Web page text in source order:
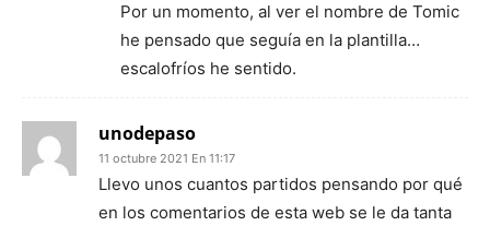
Por un momento, al ver el nombre de Tomic
he pensado que seguía en la plantilla…
escalofríos he sentido.
unodepaso
11 octubre 2021 En 11:17
Llevo unos cuantos partidos pensando por qué
en los comentarios de esta web se le da tanta